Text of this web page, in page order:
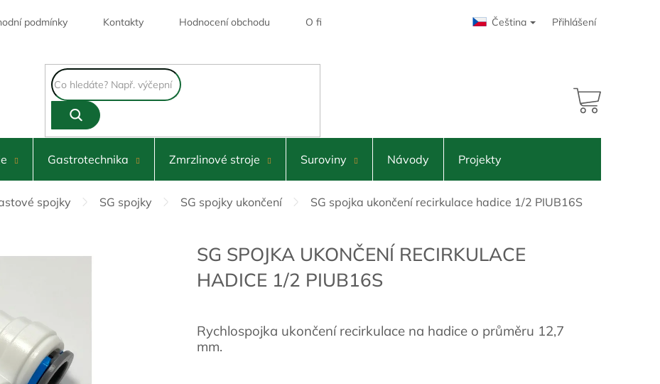
podmínky Kontakty Hodnocení obchodu O firmě Čeština Přihlášení
NÁKUPNÍ
Gastrotechnika Zmrzlinové stroje Suroviny Návody Projekty
spojky SG spojky SG spojky ukončení SG spojka ukončení recirkulace hadice 1/2 PIUB16S
SG SPOJKA UKONČENÍ RECIRKULACE
HADICE 1/2 PIUB16S
Rychlospojka ukončení recirkulace na hadice o průměru 12,7
mm.